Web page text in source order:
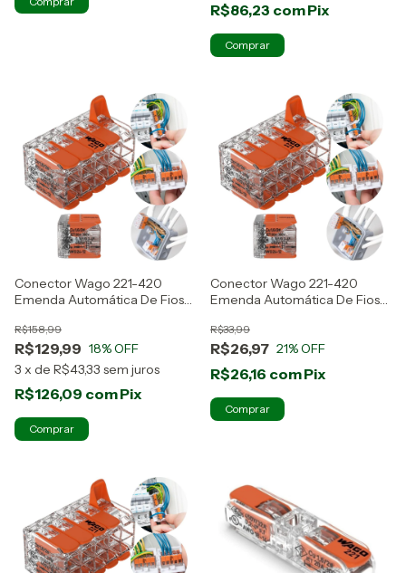
R$86,23 comPix
Conector Wago 221-420
Emenda Automática De Fios
R$129,99
R$158,99
18% OFF
3 x de R$43,33 sem juros
R$126,09 comPix
Conector Wago 221-420
Emenda Automática De Fios
R$26,97
R$33,99
21% OFF
R$26,16 comPix